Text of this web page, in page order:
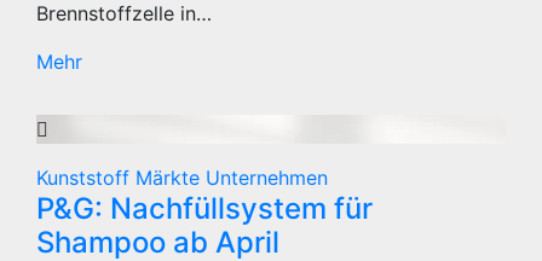
Brennstoffzelle in…
Mehr
Kunststoff Märkte Unternehmen
P&G: Nachfüllsystem für
Shampoo ab April